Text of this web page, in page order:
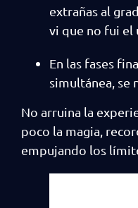
extrañas al
vi que no fui el
En las fases
simultánea, se
No arruina la
poco la magia,
empujando los